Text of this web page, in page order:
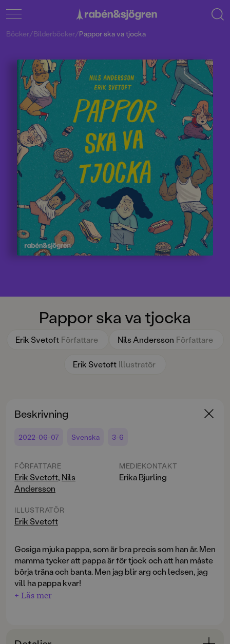
Pappor ska va tjocka
Erik Svetoft Författare Nils Andersson Författare
Erik Svetoft Illustratör
Böcker/Bilderböcker/Pappor ska va tjocka
Beskrivning
2022-06-07 Svenska 3-6
FÖRFATTARE
Erik Svetoft, Nils
Andersson
ILLUSTRATÖR
Erik Svetoft
MEDIEKONTAKT
Erika Bjurling
Gosiga mjuka pappa, som är bra precis som han är. Men
mamma tycker att pappa är för tjock och att han måste
börja träna och banta. Men jag blir arg och ledsen, jag
vill ha pappa kvar!
+ Läs mer